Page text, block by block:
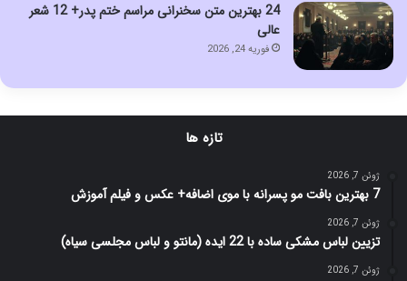
24 بهترین متن سخنرانی مراسم ختم پدر+ 12 شعر
عالی
فوریه 24, 2026
تازه ها
ژوئن 7, 2026
7 بهترین بافت مو پسرانه با موی اضافه+ عکس و فیلم آموزش
ژوئن 7, 2026
تزیین لباس مشکی ساده با 22 ایده (مانتو و لباس مجلسی سیاه)
ژوئن 7, 2026